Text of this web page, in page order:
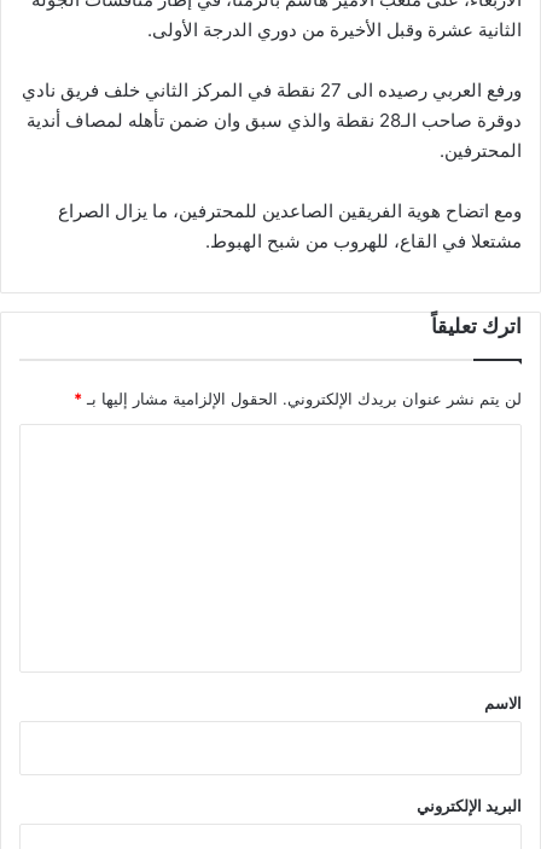
الثانية عشرة وقبل الأخيرة من دوري الدرجة الأولى.
ورفع العربي رصيده الى 27 نقطة في المركز الثاني خلف فريق نادي
دوقرة صاحب الـ28 نقطة والذي سبق وان ضمن تأهله لمصاف أندية
المحترفين.
ومع اتضاح هوية الفريقين الصاعدين للمحترفين، ما يزال الصراع
مشتعلا في القاع، للهروب من شبح الهبوط.
اترك تعليقاً
لن يتم نشر عنوان بريدك الإلكتروني. الحقول الإلزامية مشار إليها بـ *
*
الاسم
البريد الإلكتروني